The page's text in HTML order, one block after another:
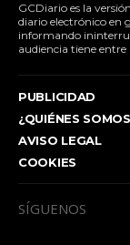
GCDiario es la
diario electrónico en
informando
audiencia tiene entre
PUBLICIDAD
¿QUIÉNES
AVISO LEGAL
COOKIES
SÍGUENOS